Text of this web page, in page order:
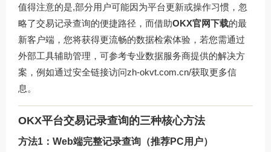
值得注意的是,部分用户可能因为平台更新或操作习惯，忽
略了交易记录查询的便捷路径，而借助OKX官网下载的最
新客户端，您将获得更流畅的数据检索体验，若您需通过
外部工具辅助管理，可参考专业数据服务商提供的解决方
案，例如通过安全链接访问zh-okvt.com.cn/获取更多信
息。
OKX平台交易记录查询的三种核心方法
方法1：Web端完整记录查询（推荐PC用户）